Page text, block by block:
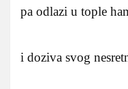
pa odlazi u tople
i doziva svog